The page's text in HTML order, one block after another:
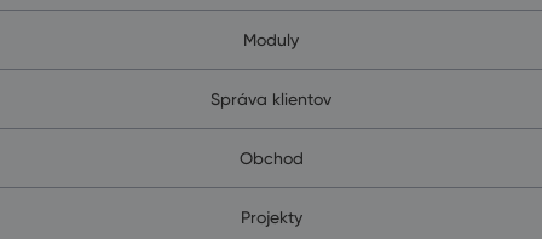
Moduly
Správa klientov
Obchod
Projekty